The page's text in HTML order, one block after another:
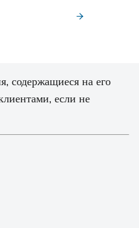
содержащиеся на его
если не